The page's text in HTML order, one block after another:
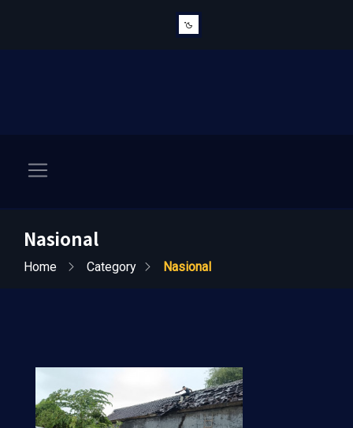
Nasional
Home Category Nasional